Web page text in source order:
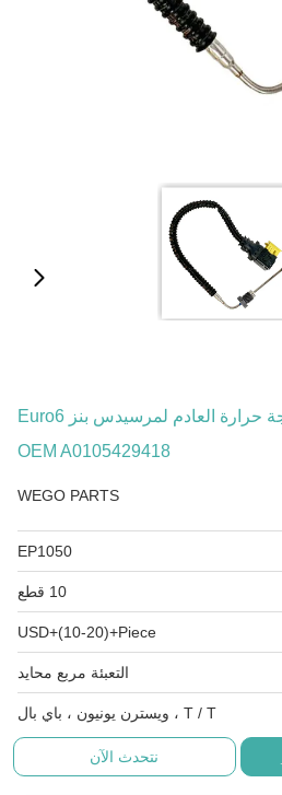
105429418 مستشعر درجة حرارة العادم لمرسيدس بنز Euro6
OEM A0105429418
WEGO PARTS
EP1050
10 قطع
USD+(10-20)+Piece
التعبئة مربع محايد
T / T ، ويسترن يونيون ، باي بال
نتحدث الآن